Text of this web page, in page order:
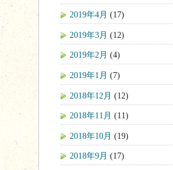
2019年4月 (17)
2019年3月 (12)
2019年2月 (4)
2019年1月 (7)
2018年12月 (12)
2018年11月 (11)
2018年10月 (19)
2018年9月 (17)